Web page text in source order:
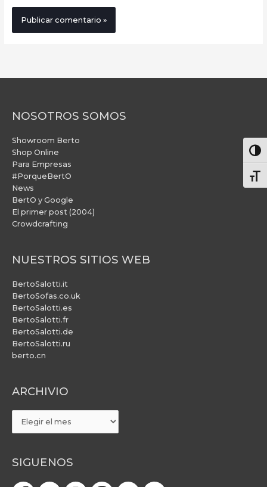
NOSOTROS SOMOS
Showroom Berto
Shop Online
Para Empresas
#PorqueBertO
News
BertO y Google
El primer post (2004)
Crowdcrafting
NUESTROS SITIOS WEB
BertoSalotti.it
BertoSofas.co.uk
BertoSalotti.es
BertoSalotti.fr
BertoSalotti.de
BertoSalotti.ru
berto.cn
ARCHIVIO
ARCHIVIO
SIGUENOS